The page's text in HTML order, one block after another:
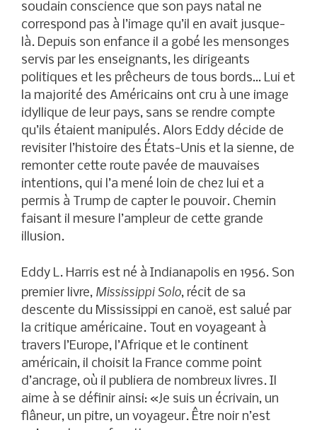
soudain conscience que son pays natal ne
correspond pas à l’image qu’il en avait jusque-
là. Depuis son enfance il a gobé les mensonges
servis par les enseignants, les dirigeants
politiques et les prêcheurs de tous bords… Lui et
la majorité des Américains ont cru à une image
idyllique de leur pays, sans se rendre compte
qu’ils étaient manipulés. Alors Eddy décide de
revisiter l’histoire des États-Unis et la sienne, de
remonter cette route pavée de mauvaises
intentions, qui l’a mené loin de chez lui et a
permis à Trump de capter le pouvoir. Chemin
faisant il mesure l’ampleur de cette grande
illusion.
Eddy L. Harris est né à Indianapolis en 1956. Son
premier livre, Mississippi Solo, récit de sa
descente du Mississippi en canoë, est salué par
la critique américaine. Tout en voyageant à
travers l’Europe, l’Afrique et le continent
américain, il choisit la France comme point
d’ancrage, où il publiera de nombreux livres. Il
aime à se définir ainsi: «Je suis un écrivain, un
flâneur, un pitre, un voyageur. Être noir n’est